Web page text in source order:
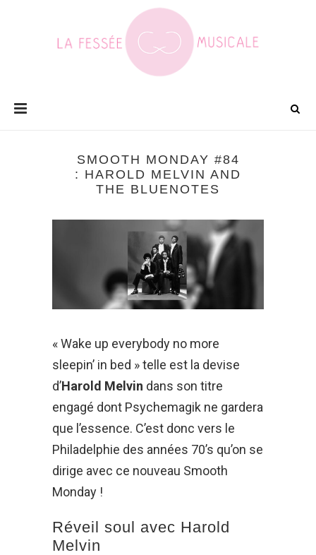
SMOOTH MONDAY #84
: HAROLD MELVIN AND
THE BLUENOTES
« Wake up everybody no more
sleepin’ in bed » telle est la devise
d’Harold Melvin dans son titre
engagé dont Psychemagik ne gardera
que l’essence. C’est donc vers le
Philadelphie des années 70’s qu’on se
dirige avec ce nouveau Smooth
Monday !
Réveil soul avec Harold
Melvin